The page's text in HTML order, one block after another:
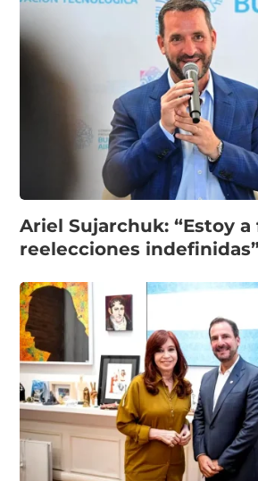
Ariel Sujarchuk: “Estoy a
reelecciones